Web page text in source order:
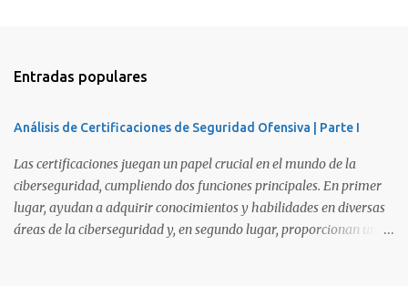
Entradas populares
Análisis de Certificaciones de Seguridad Ofensiva | Parte I
Las certificaciones juegan un papel crucial en el mundo de la
ciberseguridad, cumpliendo dos funciones principales. En primer
lugar, ayudan a adquirir conocimientos y habilidades en diversas
áreas de la ciberseguridad y, en segundo lugar, proporcionan una